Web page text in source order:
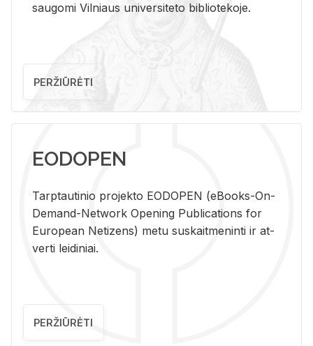
saugomi Vilniaus universiteto bibliotekoje.
PERŽIŪRĖTI
EODOPEN
Tarp­tau­ti­nio pro­jek­to EO­DO­PEN (eBo­oks-On-
De­mand-Ne­twork Ope­ning Pub­li­ca­tions for
Eu­ro­pe­an Ne­ti­zens) metu su­skait­me­nin­ti ir at­
ver­ti lei­di­niai.
PERŽIŪRĖTI